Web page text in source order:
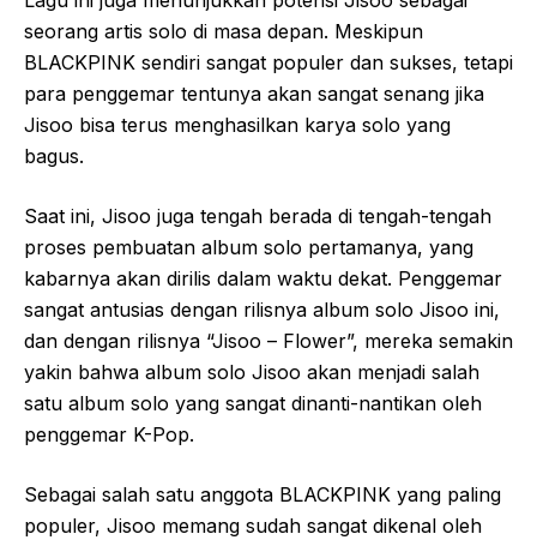
seorang artis solo di masa depan. Meskipun
BLACKPINK sendiri sangat populer dan sukses, tetapi
para penggemar tentunya akan sangat senang jika
Jisoo bisa terus menghasilkan karya solo yang
bagus.
Saat ini, Jisoo juga tengah berada di tengah-tengah
proses pembuatan album solo pertamanya, yang
kabarnya akan dirilis dalam waktu dekat. Penggemar
sangat antusias dengan rilisnya album solo Jisoo ini,
dan dengan rilisnya “Jisoo – Flower”, mereka semakin
yakin bahwa album solo Jisoo akan menjadi salah
satu album solo yang sangat dinanti-nantikan oleh
penggemar K-Pop.
Sebagai salah satu anggota BLACKPINK yang paling
populer, Jisoo memang sudah sangat dikenal oleh